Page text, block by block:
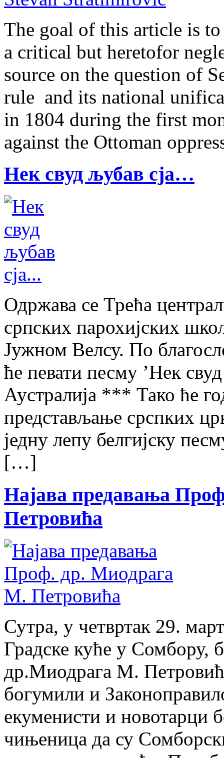
The goal of this article is
a critical but heretofor
source on the question of
rule and its national
in 1804 during the first
against the Ottoman
Нек свуд љубав сја…
Одржава се Трећа
српских парохијских
Јужном Велсу. По
ће певати песму ’Нек
Аустралија *** Тако ће
представљање срспких
једну лепу белгијску
[…]
Најава предавања
Петровића
Сутра, у четвртак 29.
Градске куће у Сомбору,
др.Миодрага М.
богумили и
екуменисти и новотарци
чињеница да су